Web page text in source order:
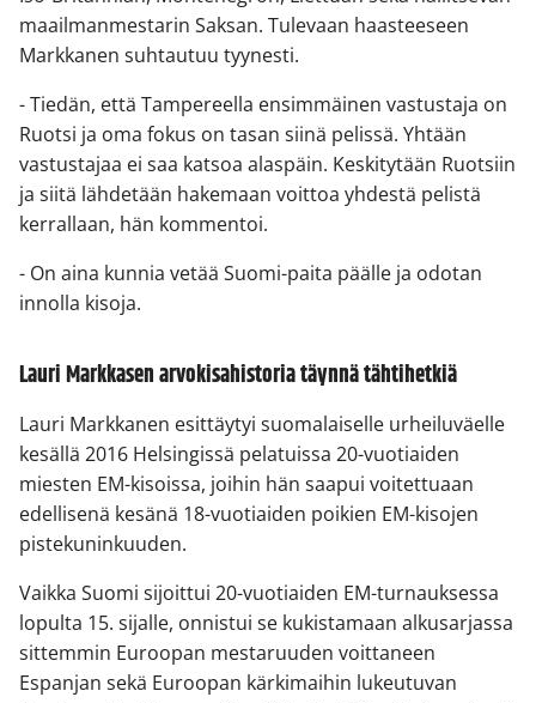
maailmanmestarin Saksan. Tulevaan haasteeseen
Markkanen suhtautuu tyynesti.
- Tiedän, että Tampereella ensimmäinen vastustaja on
Ruotsi ja oma fokus on tasan siinä pelissä. Yhtään
vastustajaa ei saa katsoa alaspäin. Keskitytään Ruotsiin
ja siitä lähdetään hakemaan voittoa yhdestä pelistä
kerrallaan, hän kommentoi.
- On aina kunnia vetää Suomi-paita päälle ja odotan
innolla kisoja.
Lauri Markkasen arvokisahistoria täynnä tähtihetkiä
Lauri Markkanen esittäytyi suomalaiselle urheiluväelle
kesällä 2016 Helsingissä pelatuissa 20-vuotiaiden
miesten EM-kisoissa, joihin hän saapui voitettuaan
edellisenä kesänä 18-vuotiaiden poikien EM-kisojen
pistekuninkuuden.
Vaikka Suomi sijoittui 20-vuotiaiden EM-turnauksessa
lopulta 15. sijalle, onnistui se kukistamaan alkusarjassa
sittemmin Euroopan mestaruuden voittaneen
Espanjan sekä Euroopan kärkimaihin lukeutuvan